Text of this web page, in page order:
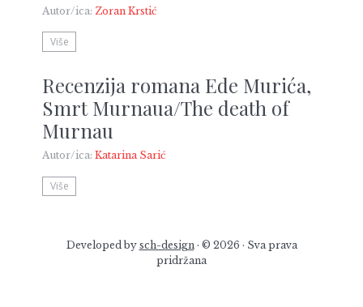
Autor/ica: Zoran Krstić
Više
Recenzija romana Ede Murića,
Smrt Murnaua/The death of
Murnau
Autor/ica: Katarina Sarić
Više
Developed by sch-design· © 2026 · Sva prava
pridržana